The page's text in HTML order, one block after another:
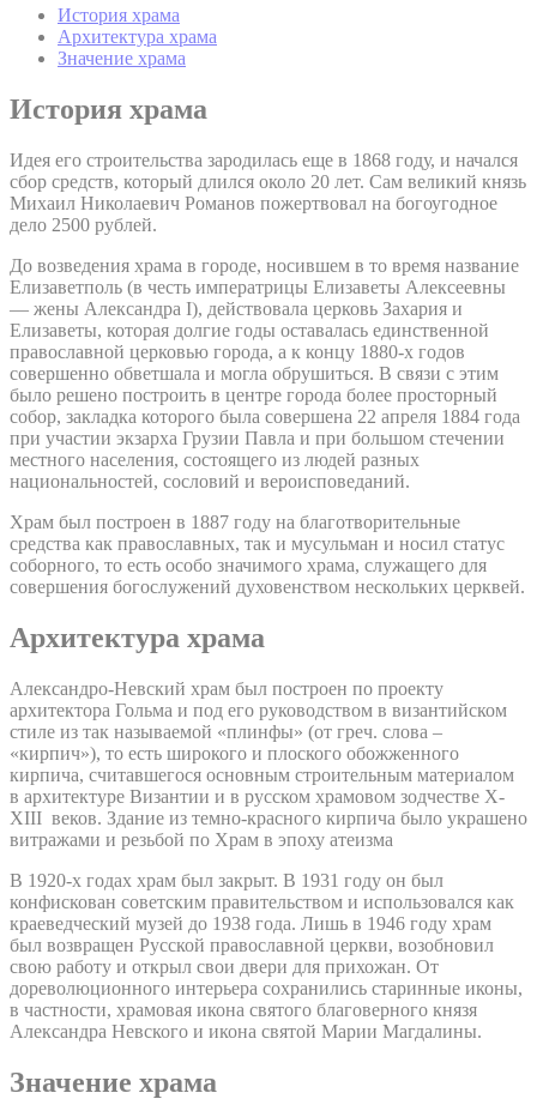
История храма
Архитектура храма
Значение храма
История храма
Идея его строительства зародилась еще в 1868 году, и начался
сбор средств, который длился около 20 лет. Сам великий князь
Михаил Николаевич Романов пожертвовал на богоугодное
дело 2500 рублей.
До возведения храма в городе, носившем в то время название
Елизаветполь (в честь императрицы Елизаветы Алексеевны
— жены Александра I), действовала церковь Захария и
Елизаветы, которая долгие годы оставалась единственной
православной церковью города, а к концу 1880-х годов
совершенно обветшала и могла обрушиться. В связи с этим
было решено построить в центре города более просторный
собор, закладка которого была совершена 22 апреля 1884 года
при участии экзарха Грузии Павла и при большом стечении
местного населения, состоящего из людей разных
национальностей, сословий и вероисповеданий.
Храм был построен в 1887 году на благотворительные
средства как православных, так и мусульман и носил статус
соборного, то есть особо значимого храма, служащего для
совершения богослужений духовенством нескольких церквей.
Архитектура храма
Александро-Невский храм был построен по проекту
архитектора Гольма и под его руководством в византийском
стиле из так называемой «плинфы» (от греч. слова –
«кирпич»), то есть широкого и плоского обожженного
кирпича, считавшегося основным строительным материалом
в архитектуре Византии и в русском храмовом зодчестве X-
XIII веков. Здание из темно-красного кирпича было украшено
витражами и резьбой по Храм в эпоху атеизма
В 1920-х годах храм был закрыт. В 1931 году он был
конфискован советским правительством и использовался как
краеведческий музей до 1938 года. Лишь в 1946 году храм
был возвращен Русской православной церкви, возобновил
свою работу и открыл свои двери для прихожан. От
дореволюционного интерьера сохранились старинные иконы,
в частности, храмовая икона святого благоверного князя
Александра Невского и икона святой Марии Магдалины.
Значение храма